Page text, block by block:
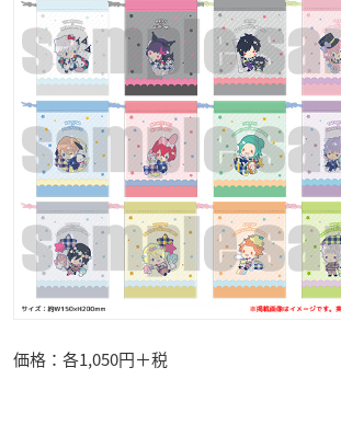
価格：各1,050円＋税